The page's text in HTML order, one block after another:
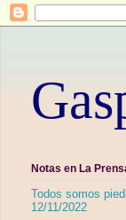
Notas en La
Todos somos
12/11/2022